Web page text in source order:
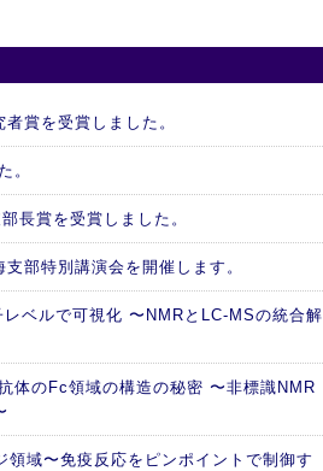
賞を受賞しました。
。
長賞を受賞しました。
部特別講演会を開催します。
ベルで可視化 〜NMRとLC-MSの統合解
体のFc領域の構造の秘密 〜非標識NMR
域〜免疫反応をピンポイントで制御す